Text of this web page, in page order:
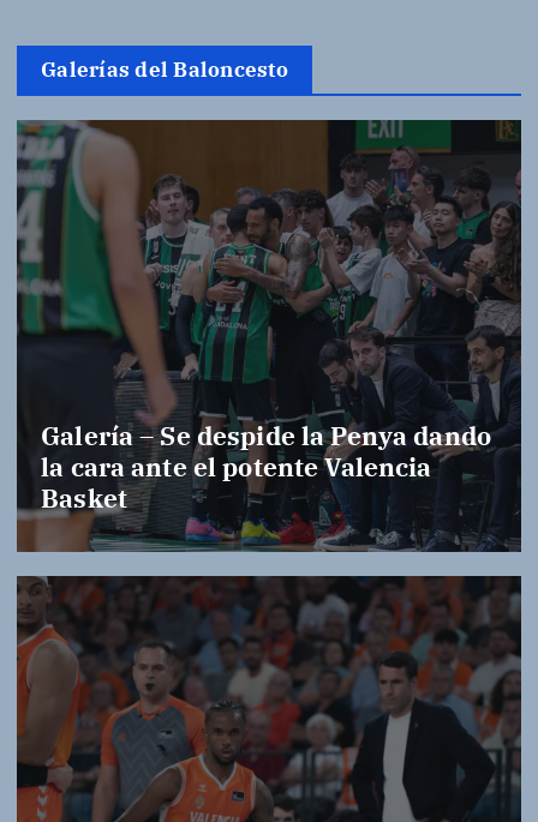
Galerías del Baloncesto
Galería – Se despide la Penya dando
la cara ante el potente Valencia
Basket